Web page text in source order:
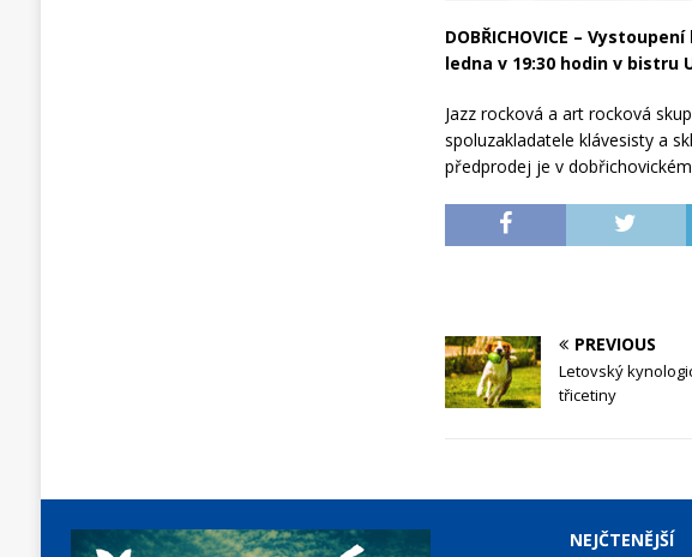
DOBŘICHOVICE –
ledna v 19:30 hodin v bistru
Jazz rocková a art rocková
spoluzakladatele klávesisty a
předprodej je v
PREVIOUS
Letovský
třicetiny
NEJČTENĚJŠÍ